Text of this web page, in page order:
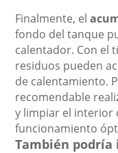
Finalmente, el
fondo del tanque
calentador. Con el
residuos pueden
de calentamiento.
recomendable
y limpiar el interior
funcionamiento
También